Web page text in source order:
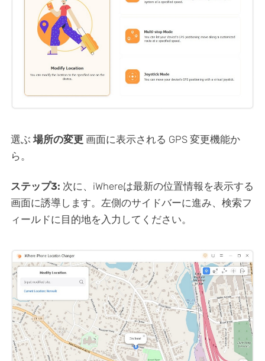
選ぶ 場所の変更画面に表示される GPS 変更機能か
ら。
ステップ3: 次に、iWhereは最新の位置情報を表示する
画面に誘導します。左側のサイドバーに進み、検索フ
ィールドに目的地を入力してください。